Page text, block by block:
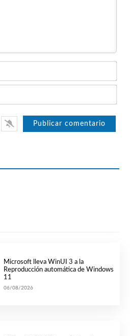
Microsoft lleva WinUI 3 a la
Reproducción automática de Windows
11
06/08/2026